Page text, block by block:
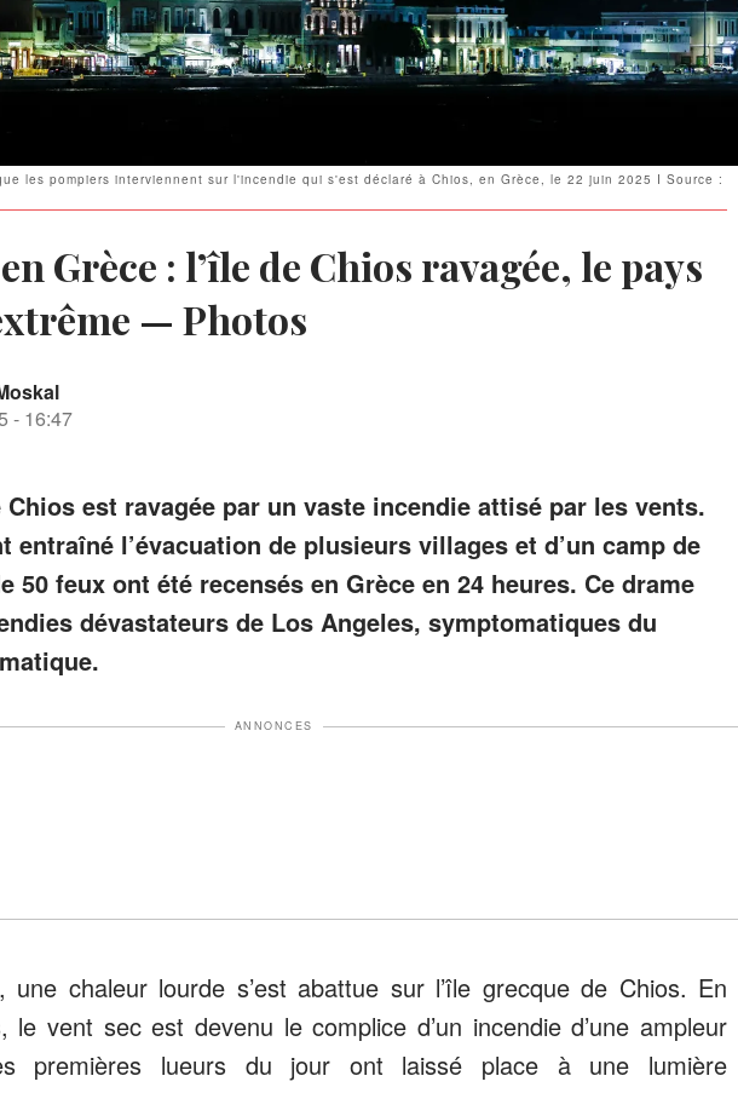
les pompiers interviennent sur l'incendie qui s'est déclaré à Chios, en Grèce, le 22 juin 2025 I Source :
Grèce : l’île de Chios ravagée, le pays
— Photos
- 16:47
Chios est ravagée par un vaste incendie attisé par les vents.
entraîné l’évacuation de plusieurs villages et d’un camp de
50 feux ont été recensés en Grèce en 24 heures. Ce drame
dévastateurs de Los Angeles, symptomatiques du
ANNONCES
une chaleur lourde s’est abattue sur l’île grecque de Chios. En
le vent sec est devenu le complice d’un incendie d’une ampleur
premières lueurs du jour ont laissé place à une lumière